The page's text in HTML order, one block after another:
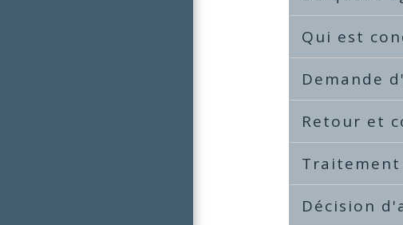
Qui est
Demande
Retour et
Traitement
Décision